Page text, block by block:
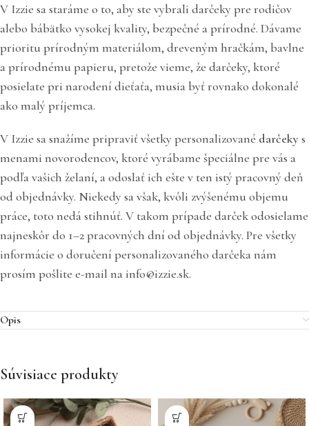
V Izzie sa staráme o to, aby ste vybrali darčeky pre rodičov
alebo bábätko vysokej kvality, bezpečné a prírodné. Dávame
prioritu prírodným materiálom, dreveným hračkám, bavlne
a prírodnému papieru, pretože vieme, že darčeky, ktoré
posielate pri narodení dieťaťa, musia byť rovnako dokonalé
ako malý príjemca.
V Izzie sa snažíme pripraviť všetky personalizované darčekys
menami novorodencov, ktoré vyrábame špeciálne pre vás a
podľa vašich želaní, a odoslať ich ešte v ten istý pracovný deň
od objednávky. Niekedy sa však, kvôli zvýšenému objemu
práce, toto nedá stihnúť. V takom prípade darček odosielame
najneskôr do 1–2 pracovných dní od objednávky. Pre všetky
informácie o doručení personalizovaného darčeka nám
prosím pošlite e-mail na info@izzie.sk.
Opis
Súvisiace produkty